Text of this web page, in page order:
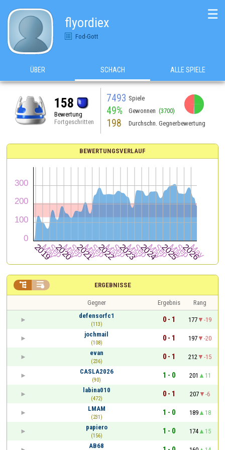
flyordiex
Fod-Gott
☰
ÜBER SCHACH ALLE SPIELE
158
Bewertung
Fortgeschritten
7493 Spiele
49% Gewonnen (3700)
198 Durchschn. Gegnerbewertung
BEWERTUNGSVERLAUF
ERGEBNISSE
 
Gegner Ergebnis
Rang
defensorfc1
(113)
0 - 1 177
-19
jochmail
(108)
0 - 1 197
-20
evan
(236)
0 - 1 212
-15
CASLA2026
(90)
1 - 0 201
11
labina010
(472)
0 - 1 207
-6
LMAM
(231)
1 - 0 189
18
papiero
(156)
1 - 0 174
15
AB68